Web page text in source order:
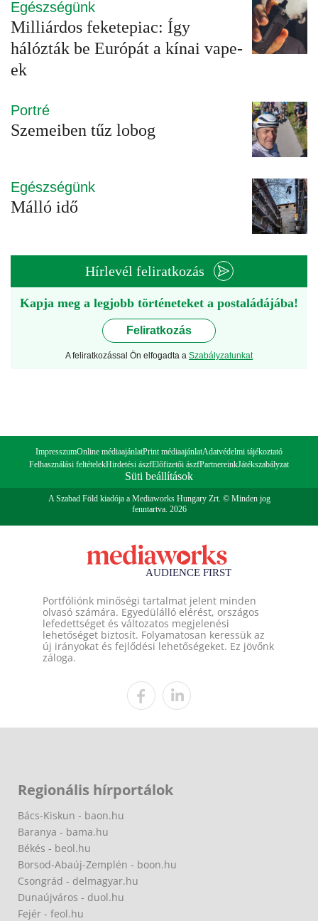
Egészségünk
Milliárdos feketepiac: Így
hálózták be Európát a kínai vape-
ek
Portré
Szemeiben tűz lobog
Egészségünk
Málló idő
Hírlevél feliratkozás
Kapja meg a legjobb történeteket a postaládájába!
Feliratkozás
A feliratkozással Ön elfogadta a Szabályzatunkat
ImpresszumOnline médiaajánlatPrint médiaajánlatAdatvédelmi tájékoztató
Felhasználási feltételekHirdetési ászfElőfizetői ászfPartnereinkJátékszabályzat
Süti beállítások
A Szabad Föld kiadója a Mediaworks Hungary Zrt. © Minden jog
fenntartva. 2026
Portfóliónk minőségi tartalmat jelent minden
olvasó számára. Egyedülálló elérést, országos
lefedettséget és változatos megjelenési
lehetőséget biztosít. Folyamatosan keressük az
új irányokat és fejlődési lehetőségeket. Ez jövőnk
záloga.
Regionális hírportálok
Bács-Kiskun - baon.hu
Baranya - bama.hu
Békés - beol.hu
Borsod-Abaúj-Zemplén - boon.hu
Csongrád - delmagyar.hu
Dunaújváros - duol.hu
Fejér - feol.hu